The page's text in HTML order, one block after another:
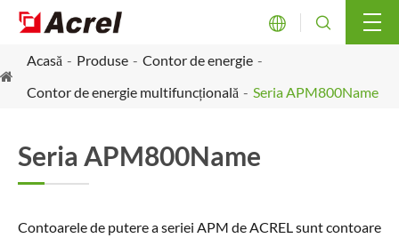
 
Acasă Produse
Contor de energie
Contor de energie multifuncțională
Seria APM800Name
Seria APM800Name
Contoarele de putere a seriei APM de ACREL sunt contoare